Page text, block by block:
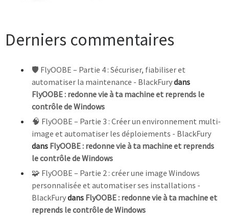
Derniers commentaires
🛡️ FlyOOBE – Partie 4 : Sécuriser, fiabiliser et
automatiser la maintenance - BlackFurydans
FlyOOBE : redonne vie à ta machine et reprends le
contrôle de Windows
🧠 FlyOOBE – Partie 3 : Créer un environnement multi-
image et automatiser les déploiements - BlackFury
dans FlyOOBE : redonne vie à ta machine et reprends
le contrôle de Windows
🧩 FlyOOBE – Partie 2 : créer une image Windows
personnalisée et automatiser ses installations -
BlackFurydans FlyOOBE : redonne vie à ta machine et
reprends le contrôle de Windows